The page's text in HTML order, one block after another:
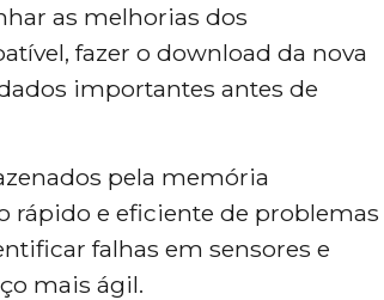
as melhorias dos
fazer o download da nova
importantes antes de
pela memória
rápido e eficiente de problemas
falhas em sensores e
mais ágil.